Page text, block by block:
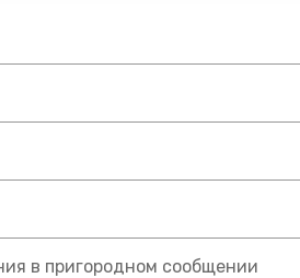
по будням 08:00 — 16:00
в пригородном сообщении